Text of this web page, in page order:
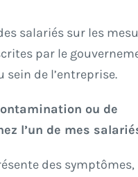
salariés sur les
par le
de l’entreprise.
ou de
l’un de mes
des